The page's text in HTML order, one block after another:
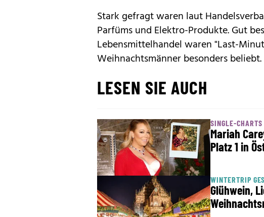
Stark gefragt waren laut
Parfüms und Elektro-Produkte. Gut
Lebensmittelhandel waren "Last-
Weihnachtsmänner besonders beliebt.
LESEN SIE AUCH
SINGLE-CHARTS
Mariah
Platz 1 in
WINTERTRIP
Glühwein,